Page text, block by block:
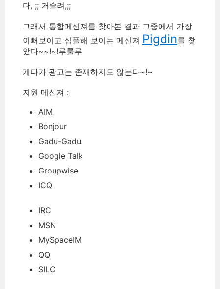
다, ;; 거슬려,;;
그래서 통합메신져를 찾아본 결과 그중에서 가장
이뻐보이고 심플해 보이는 메신져 Pigdin를 찾
았다~~!~!루룰루
게다가 광고는 존재하지도 않는다~!~
지원 메신져 :
AIM
Bonjour
Gadu-Gadu
Google Talk
Groupwise
ICQ
IRC
MSN
MySpaceIM
QQ
SILC